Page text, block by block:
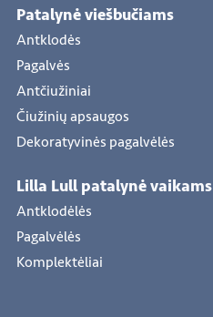
Patalynė viešbučiams
Antklodės
Pagalvės
Antčiužiniai
Čiužinių apsaugos
Dekoratyvinės pagalvėlės
Lilla Lull patalynė vaikams
Antklodėlės
Pagalvėlės
Komplektėliai